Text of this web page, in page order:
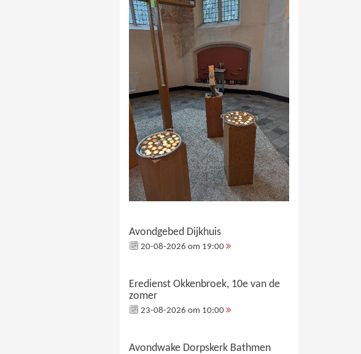
Avondgebed Dijkhuis
20-08-2026 om 19:00
Eredienst Okkenbroek, 10e van de
zomer
23-08-2026 om 10:00
Avondwake Dorpskerk Bathmen